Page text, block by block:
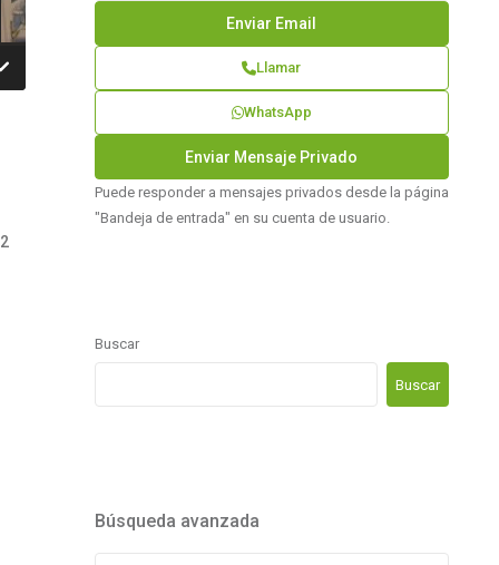
Llamar
WhatsApp
Puede responder a mensajes privados desde la página
"Bandeja de entrada" en su cuenta de usuario.
Buscar
Buscar
Búsqueda avanzada